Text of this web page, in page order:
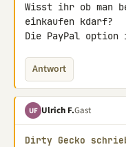
Wisst ihr ob man
einkaufen kdarf?
Die PayPal
Antwort
UF Ulrich F.Gast
Dirty Gecko